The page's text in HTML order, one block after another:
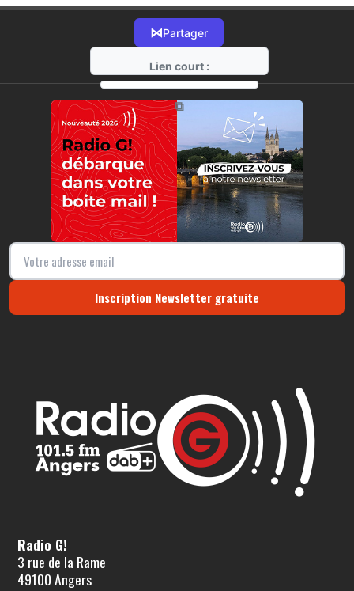
⋈Partager
Lien court :
https://radio-g.fr?18374
⧉
Inscription Newsletter gratuite
Radio G!
3 rue de la Rame
49100 Angers